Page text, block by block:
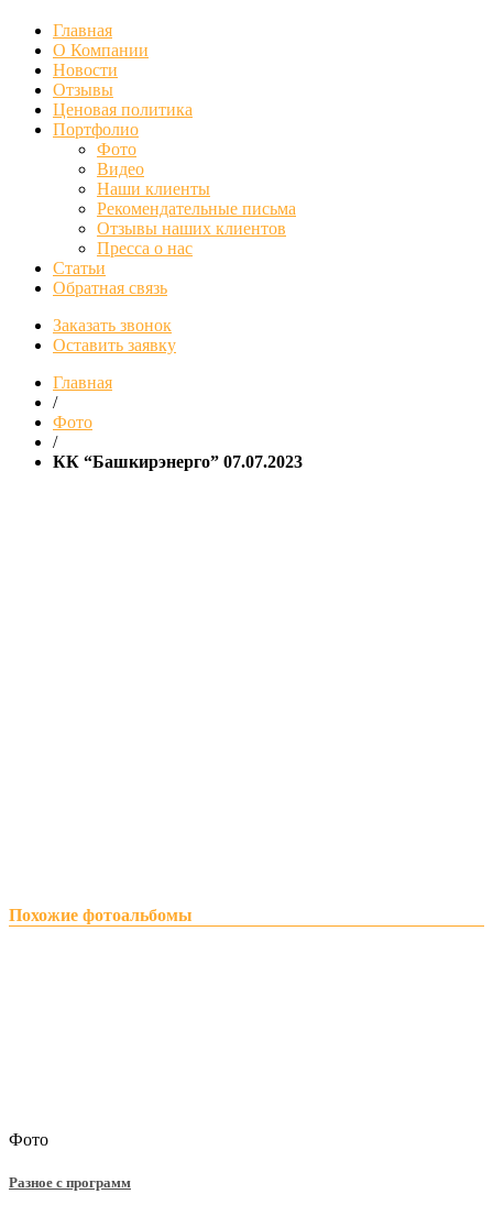
Главная
О Компании
Новости
Отзывы
Ценовая политика
Портфолио
Фото
Видео
Наши клиенты
Рекомендательные письма
Отзывы наших клиентов
Пресса о нас
Статьи
Обратная связь
Заказать звонок
Оставить заявку
Главная
/
Фото
/
КК “Башкирэнерго” 07.07.2023
Похожие фотоальбомы
Фото
Разное с программ